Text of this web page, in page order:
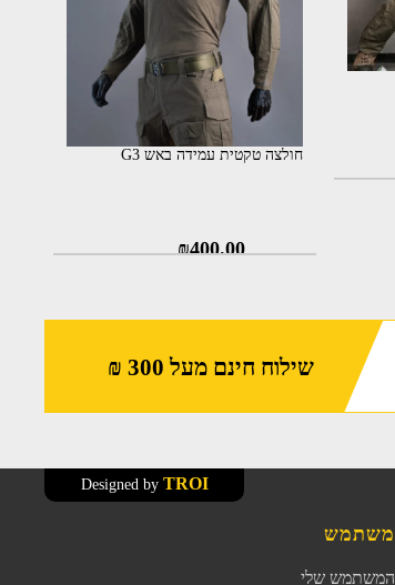
חולצה טקטית עמידה באש G3
₪400.00
שילוח חינם מעל 300 ₪
TROI
Designed by
משתמש
המשתמש שלי